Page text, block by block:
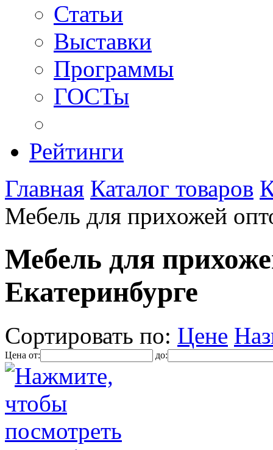
Статьи
Выставки
Программы
ГОСТы
Рейтинги
Главная Каталог товаров
Мебель для прихожей
Мебель для
Екатеринбурге
Сортировать по: Цене
Цена от: до: